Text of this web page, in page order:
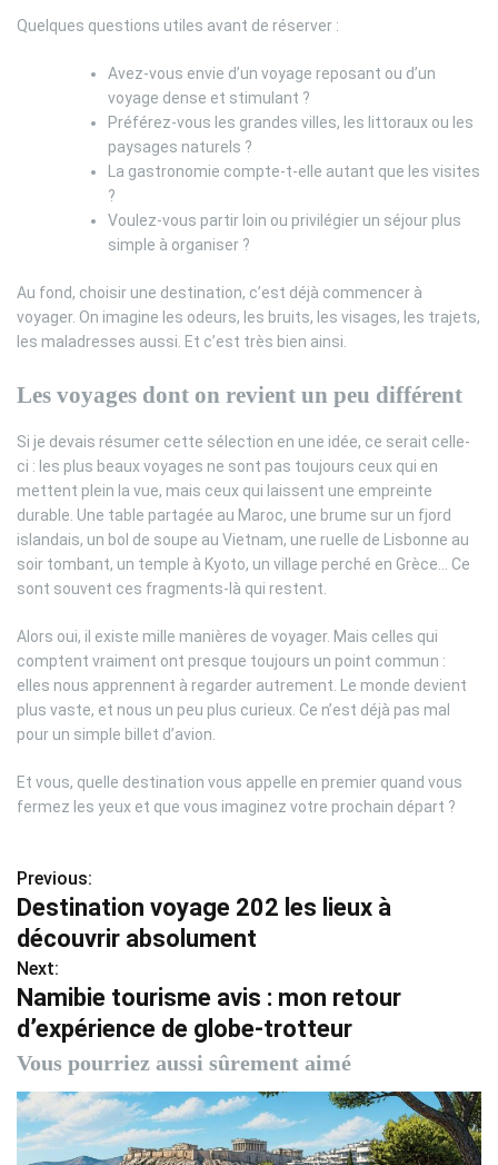
Quelques questions utiles avant de réserver :
Avez-vous envie d’un voyage reposant ou d’un
voyage dense et stimulant ?
Préférez-vous les grandes villes, les littoraux ou les
paysages naturels ?
La gastronomie compte-t-elle autant que les visites
?
Voulez-vous partir loin ou privilégier un séjour plus
simple à organiser ?
Au fond, choisir une destination, c’est déjà commencer à
voyager. On imagine les odeurs, les bruits, les visages, les trajets,
les maladresses aussi. Et c’est très bien ainsi.
Les voyages dont on revient un peu différent
Si je devais résumer cette sélection en une idée, ce serait celle-
ci : les plus beaux voyages ne sont pas toujours ceux qui en
mettent plein la vue, mais ceux qui laissent une empreinte
durable. Une table partagée au Maroc, une brume sur un fjord
islandais, un bol de soupe au Vietnam, une ruelle de Lisbonne au
soir tombant, un temple à Kyoto, un village perché en Grèce… Ce
sont souvent ces fragments-là qui restent.
Alors oui, il existe mille manières de voyager. Mais celles qui
comptent vraiment ont presque toujours un point commun :
elles nous apprennent à regarder autrement. Le monde devient
plus vaste, et nous un peu plus curieux. Ce n’est déjà pas mal
pour un simple billet d’avion.
Et vous, quelle destination vous appelle en premier quand vous
fermez les yeux et que vous imaginez votre prochain départ ?
N
a
v
i
g
a
t
Previous:
Destination voyage 202 les lieux à
découvrir absolument
Next:
Namibie tourisme avis : mon retour
d’expérience de globe-trotteur
Vous pourriez aussi sûrement aimé